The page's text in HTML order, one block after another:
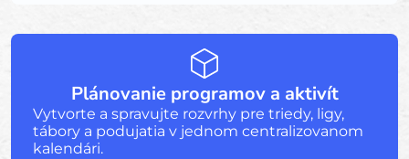
Plánovanie programov a aktivít
Vytvorte a spravujte rozvrhy pre triedy, ligy,
tábory a podujatia v jednom centralizovanom
kalendári.